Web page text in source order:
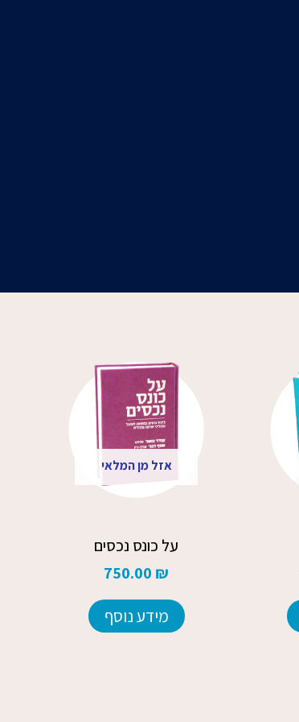
אזל מן המלאי
על כונס נכסים
750.00 ₪
מידע נוסף